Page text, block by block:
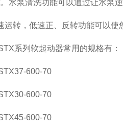
水泵清洗功能可以通过让水泵
，低速正、反转功能可以使您
系列软起动器常用的规格有：
600-70
600-70
600-70